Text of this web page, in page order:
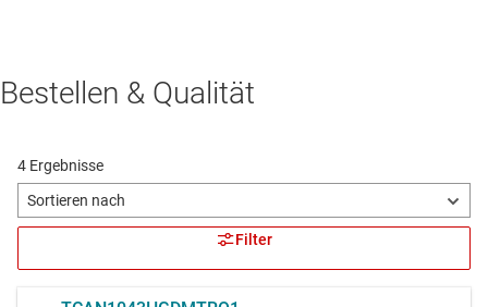
Bestellen & Qualität